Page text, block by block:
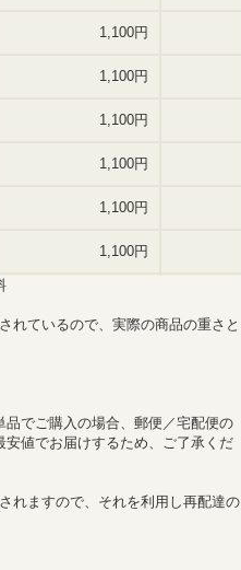
れているので、実際の商品の重さと
でご購入の場合、郵便／宅配便の
値でお届けするため、ご了承くだ
れますので、それを利用し再配達の